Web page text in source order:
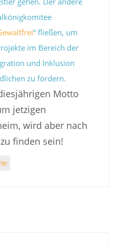
“ fließen, um
im Bereich der
und Inklusion
zu fördern.
Motto
jetzigen
wird aber nach
finden sein!